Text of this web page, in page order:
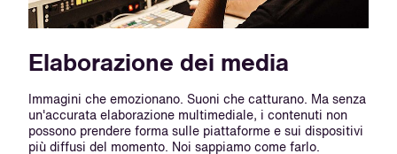
Elaborazione dei media
Immagini che emozionano. Suoni che catturano. Ma senza
un'accurata elaborazione multimediale, i contenuti non
possono prendere forma sulle piattaforme e sui dispositivi
più diffusi del momento. Noi sappiamo come farlo.